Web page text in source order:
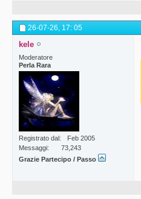
26-07-26, 17: 05
kele
Moderatore
Perla Rara
Registrato dal
Feb 2005
Messaggi
73,243
Grazie Partecipo / Passo